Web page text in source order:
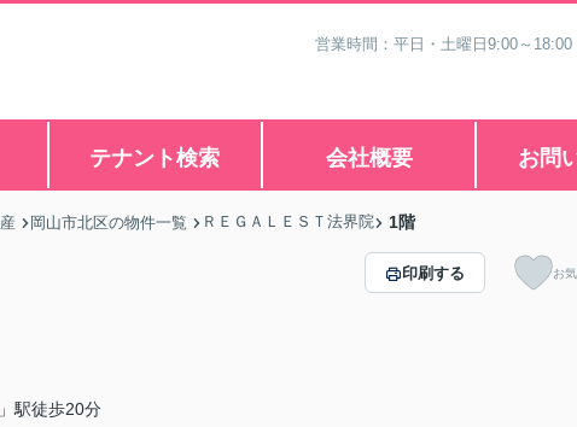
営業時間：平日・土曜日9:00～
テナント検索 会社概要 お問
岡山市北区の物件一覧 ＲＥＧＡＬＥＳＴ法界院 1階
駅徒歩20分
印刷する お